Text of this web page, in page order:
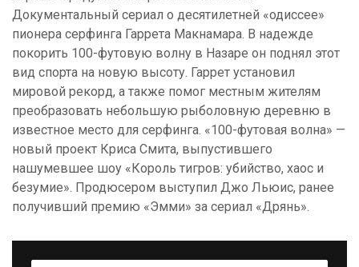
Спутниковым абонентам
О сайте
Активировать промокод
Документальный сериал о десятилетней «одиссее»
пионера серфинга Гаррета Макнамара. В надежде
покорить 100-футовую волну в Назаре он поднял этот
вид спорта на новую высоту. Гаррет установил
мировой рекорд, а также помог местным жителям
преобразовать небольшую рыболовную деревню в
известное место для серфинга. «100-футовая волна» —
новый проект Криса Смита, выпустившего
нашумевшее шоу «Король тигров: убийство, хаос и
безумие». Продюсером выступил Джо Льюис, ранее
получивший премию «Эмми» за сериал «Дрянь».